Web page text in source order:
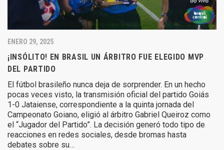
ENERO 29, 2025
¡INSÓLITO! EN BRASIL UN ÁRBITRO FUE ELEGIDO MVP
DEL PARTIDO
El fútbol brasileño nunca deja de sorprender. En un hecho
pocas veces visto, la transmisión oficial del partido Goiás
1-0 Jataiense, correspondiente a la quinta jornada del
Campeonato Goiano, eligió al árbitro Gabriel Queiroz como
el “Jugador del Partido”. La decisión generó todo tipo de
reacciones en redes sociales, desde bromas hasta
debates sobre su…